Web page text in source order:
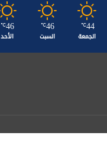
44
℃
الجمعة
46
℃
السبت
46
℃
الأحد